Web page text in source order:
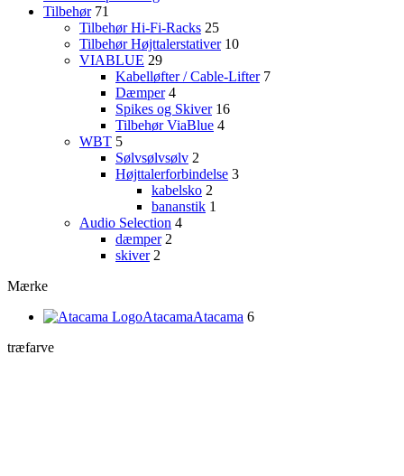
Tilbehør 71
Tilbehør Hi-Fi-Racks 25
Tilbehør Højttalerstativer 10
VIABLUE 29
Kabelløfter / Cable-Lifter 7
Dæmper 4
Spikes og Skiver 16
Tilbehør ViaBlue 4
WBT 5
Sølvsølvsølv 2
Højttalerforbindelse 3
kabelsko 2
bananstik 1
Audio Selection 4
dæmper 2
skiver 2
Mærke
AtacamaAtacama 6
træfarve